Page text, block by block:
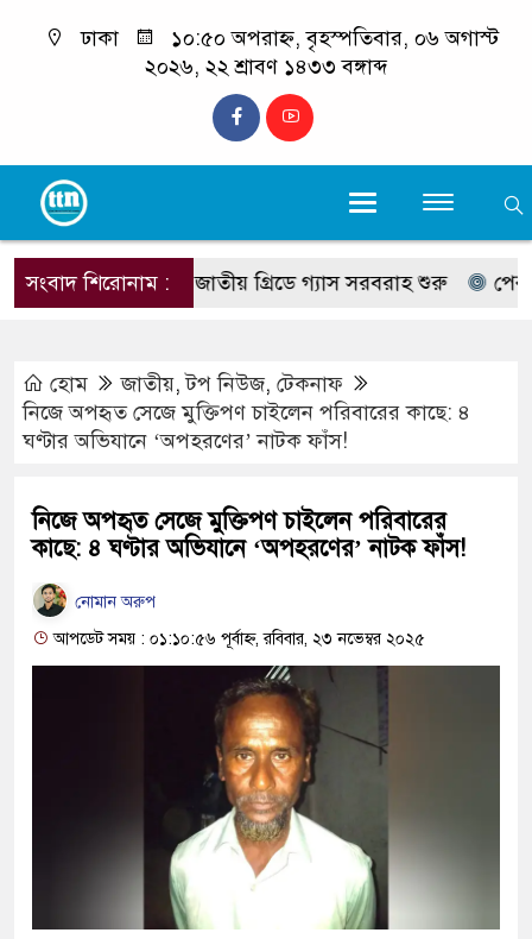
ঢাকা
১০:৫০ অপরাহ্ন, বৃহস্পতিবার, ০৬ অগাস্ট
২০২৬, ২২ শ্রাবণ ১৪৩৩ বঙ্গাব্দ
সংবাদ শিরোনাম :
আংশিক চালু, জাতীয় গ্রিডে গ্যাস সরবরাহ শুরু পেকুয়ায়
হোম জাতীয়,টপ নিউজ, টেকনাফ
নিজে অপহৃত সেজে মুক্তিপণ চাইলেন পরিবারের কাছে: ৪
ঘণ্টার অভিযানে ‘অপহরণের’ নাটক ফাঁস!
নিজে অপহৃত সেজে মুক্তিপণ চাইলেন পরিবারের
কাছে: ৪ ঘণ্টার অভিযানে ‘অপহরণের’ নাটক ফাঁস!
নোমান অরুপ
আপডেট সময় : ০১:১০:৫৬ পূর্বাহ্ন, রবিবার, ২৩ নভেম্বর ২০২৫